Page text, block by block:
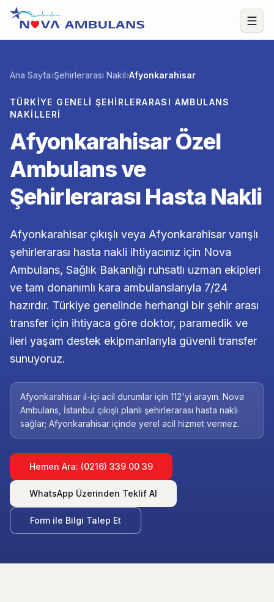
İçeriğe geç
Ana Sayfa›Şehirlerarası Nakil›Afyonkarahisar
TÜRKIYE GENELI ŞEHIRLERARASI AMBULANS
NAKILLERI
Afyonkarahisar Özel
Ambulans ve
Şehirlerarası Hasta Nakli
Afyonkarahisar çıkışlı veya Afyonkarahisar varışlı
şehirlerarası hasta nakli ihtiyacınız için Nova
Ambulans, Sağlık Bakanlığı ruhsatlı uzman ekipleri
ve tam donanımlı kara ambulanslarıyla 7/24
hazırdır. Türkiye genelinde herhangi bir şehir arası
transfer için ihtiyaca göre doktor, paramedik ve
ileri yaşam destek ekipmanlarıyla güvenli transfer
sunuyoruz.
Afyonkarahisar il-içi acil durumlar için 112'yi arayın. Nova
Ambulans, İstanbul çıkışlı planlı şehirlerarası hasta nakli
sağlar; Afyonkarahisar içinde yerel acil hizmet vermez.
Hemen Ara: (0216) 339 00 39
WhatsApp Üzerinden Teklif Al
Form ile Bilgi Talep Et